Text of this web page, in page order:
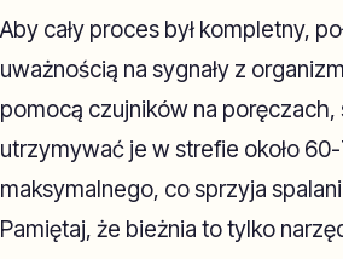
Aby cały proces był kompletny,
uważnością na sygnały z
pomocą czujników na poręczach,
utrzymywać je w strefie około
maksymalnego, co sprzyja
Pamiętaj, że bieżnia to tylko